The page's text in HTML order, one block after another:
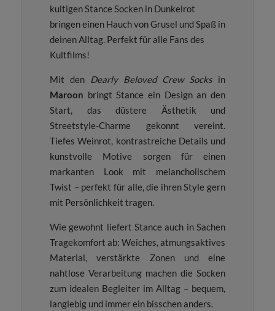
kultigen Stance Socken in Dunkelrot
bringen einen Hauch von Grusel und Spaß in
deinen Alltag. Perfekt für alle Fans des
Kultfilms!
Mit den Dearly Beloved Crew Socks in
Maroon bringt Stance ein Design an den
Start, das düstere Ästhetik und
Streetstyle-Charme gekonnt vereint.
Tiefes Weinrot, kontrastreiche Details und
kunstvolle Motive sorgen für einen
markanten Look mit melancholischem
Twist – perfekt für alle, die ihren Style gern
mit Persönlichkeit tragen.
Wie gewohnt liefert Stance auch in Sachen
Tragekomfort ab: Weiches, atmungsaktives
Material, verstärkte Zonen und eine
nahtlose Verarbeitung machen die Socken
zum idealen Begleiter im Alltag – bequem,
langlebig und immer ein bisschen anders.